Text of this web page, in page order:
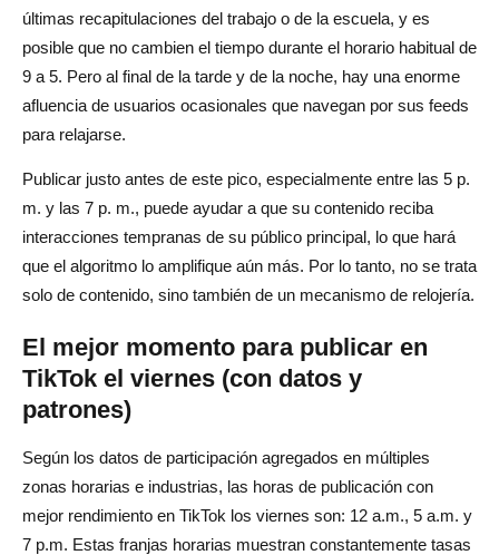
últimas recapitulaciones del trabajo o de la escuela, y es
posible que no cambien el tiempo durante el horario habitual de
9 a 5. Pero al final de la tarde y de la noche, hay una enorme
afluencia de usuarios ocasionales que navegan por sus feeds
para relajarse.
Publicar justo antes de este pico, especialmente entre las 5 p.
m. y las 7 p. m., puede ayudar a que su contenido reciba
interacciones tempranas de su público principal, lo que hará
que el algoritmo lo amplifique aún más. Por lo tanto, no se trata
solo de contenido, sino también de un mecanismo de relojería.
El mejor momento para publicar en
TikTok el viernes (con datos y
patrones)
Según los datos de participación agregados en múltiples
zonas horarias e industrias, las horas de publicación con
mejor rendimiento en TikTok los viernes son: 12 a.m., 5 a.m. y
7 p.m. Estas franjas horarias muestran constantemente tasas